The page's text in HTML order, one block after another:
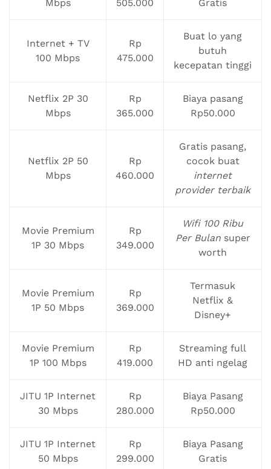
Mbps 505.000 Gratis
Internet + TV
100 Mbps
Rp
475.000
Buat lo yang
butuh
kecepatan tinggi
Netflix 2P 30
Mbps
Rp
365.000
Biaya pasang
Rp50.000
Netflix 2P 50
Mbps
Rp
460.000
Gratis pasang,
cocok buat
internet
provider terbaik
Movie Premium
1P 30 Mbps
Rp
349.000
Wifi 100 Ribu
Per Bulansuper
worth
Movie Premium
1P 50 Mbps
Rp
369.000
Termasuk
Netflix &
Disney+
Movie Premium
1P 100 Mbps
Rp
419.000
Streaming full
HD anti ngelag
JITU 1P Internet
30 Mbps
Rp
280.000
Biaya Pasang
Rp50.000
JITU 1P Internet
50 Mbps
Rp
299.000
Biaya Pasang
Gratis